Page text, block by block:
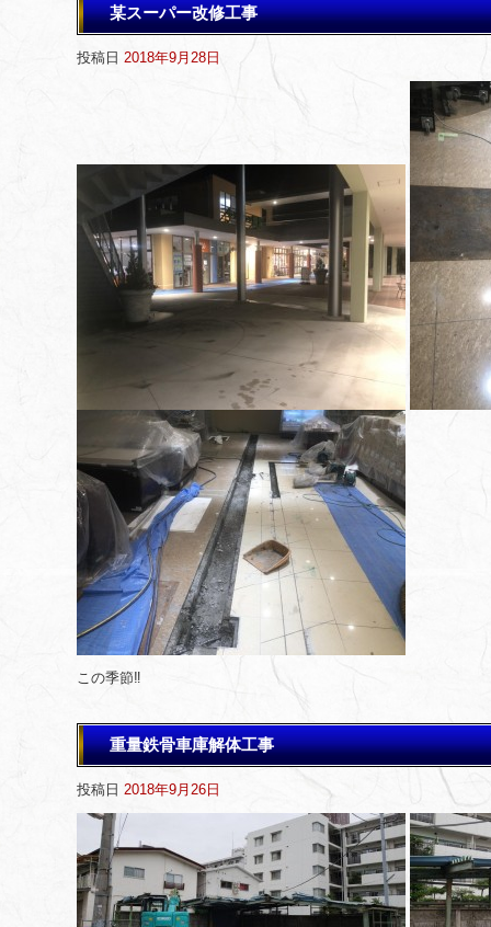
某スーパー改修工事
投稿日 2018年9月28日
この季節‼️
重量鉄骨車庫解体工事
投稿日 2018年9月26日